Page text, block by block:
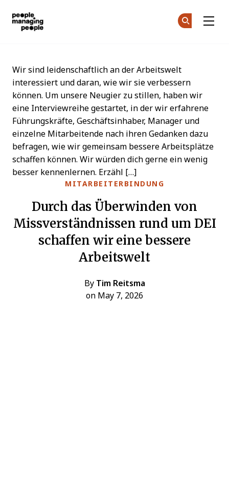
MITARBEITERBINDUNG
Durch das Überwinden von
Missverständnissen rund um DEI
schaffen wir eine bessere
Arbeitswelt
By Tim Reitsma
on May 7, 2026
Wir sind leidenschaftlich an der Arbeitswelt
interessiert und daran, wie wir sie verbessern
können. Um unsere Neugier zu stillen, haben wir
eine Interviewreihe gestartet, in der wir erfahrene
Führungskräfte, Geschäftsinhaber, Manager und
einzelne Mitarbeitende nach ihren Gedanken dazu
befragen, wie wir gemeinsam bessere Arbeitsplätze
schaffen können. Wir würden dich gerne ein wenig
besser kennenlernen. Erzähl […]